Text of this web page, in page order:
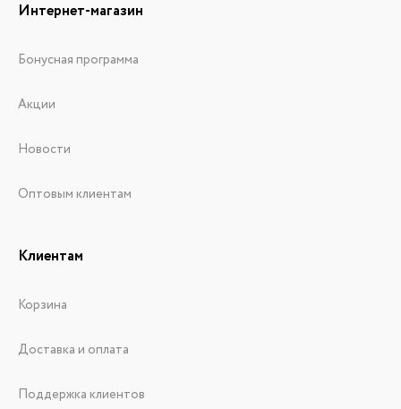
Интернет-магазин
Бонусная программа
Акции
Новости
Оптовым клиентам
Клиентам
Корзина
Доставка и оплата
Поддержка клиентов